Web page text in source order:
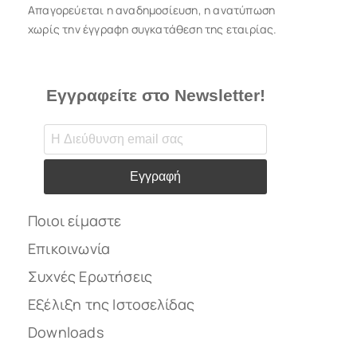
Απαγορεύεται η αναδημοσίευση, η ανατύπωση
χωρίς την έγγραφη συγκατάθεση της εταιρίας.
Εγγραφείτε στο Newsletter!
Εγγραφή
Ποιοι είμαστε
Επικοινωνία
Συχνές Ερωτήσεις
Εξέλιξη της Ιστοσελίδας
Downloads